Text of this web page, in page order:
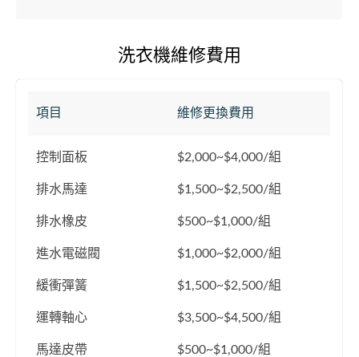
洗衣機維修費用
項目 維修更換費用
控制面板 $2,000~$4,000/組
排水馬達 $1,500~$2,500/組
排水橡皮 $500~$1,000/組
進水電磁閥 $1,000~$2,000/組
緩衝彈簧 $1,500~$2,500/組
運轉軸心 $3,500~$4,500/組
馬達皮帶 $500~$1,000/組